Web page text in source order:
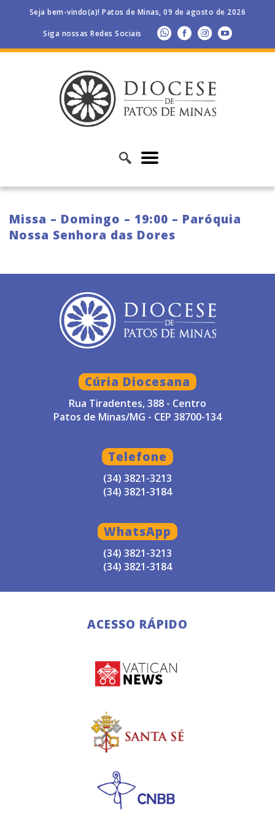
Seja bem-vindo(a)! Patos de Minas, 09 de agosto de 2026
Siga nossas Redes Sociais
Missa – Domingo – 19:00 – Paróquia
Nossa Senhora das Dores
Cúria Diocesana
Rua Tiradentes, 388 - Centro
Patos de Minas/MG - CEP 38700-134
Telefone
(34) 3821-3213
(34) 3821-3184
WhatsApp
(34) 3821-3213
(34) 3821-3184
ACESSO RÁPIDO